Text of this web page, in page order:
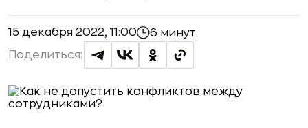
15 декабря 2022, 11:00 6 минут
Поделиться: